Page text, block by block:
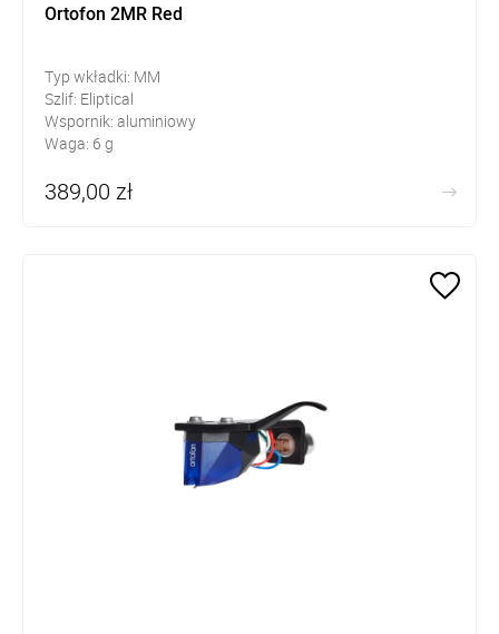
Ortofon 2MR Red
Typ wkładki: MM
Szlif: Eliptical
Wspornik: aluminiowy
Waga: 6 g
389,00 zł